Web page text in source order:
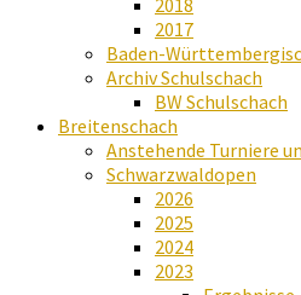
2018
2017
Baden-
Archiv Schulschach
BW Schulschach
Breitenschach
Anstehende Turniere
Schwarzwaldopen
2026
2025
2024
2023